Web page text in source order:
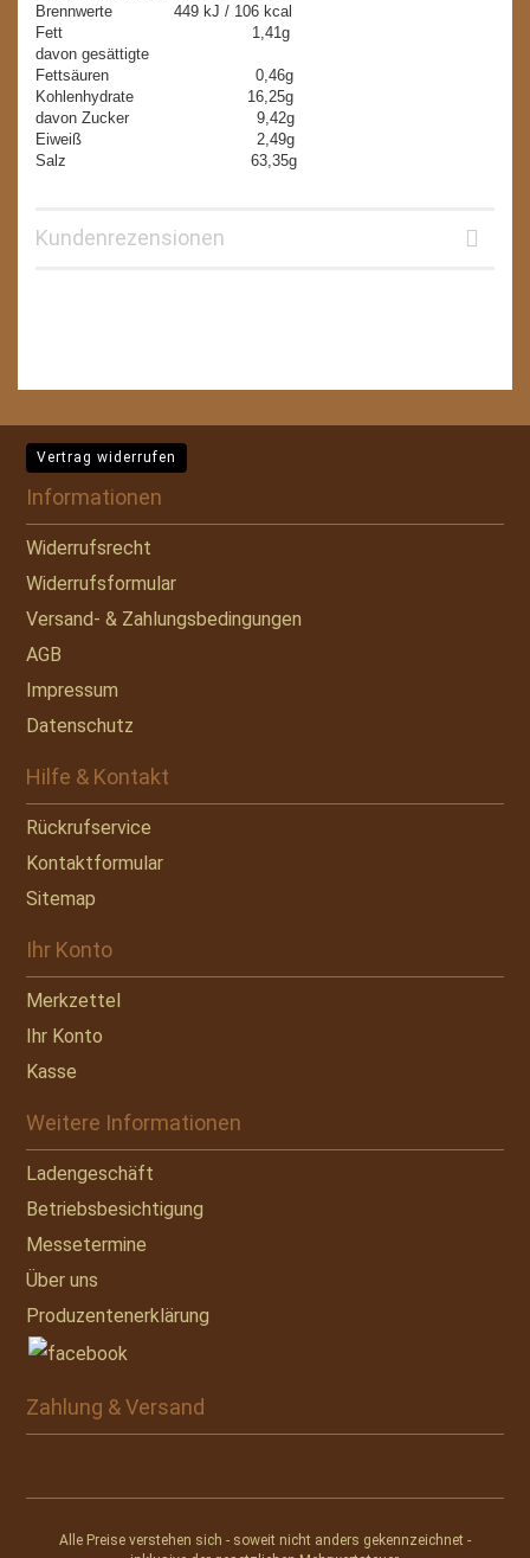
Brennwerte 449 kJ / 106 kcal
Fett 1,41g
davon gesättigte
Fettsäuren 0,46g
Kohlenhydrate 16,25g
davon Zucker 9,42g
Eiweiß 2,49g
Salz 63,35g
Kundenrezensionen
Vertrag widerrufen
Informationen
Widerrufsrecht
Widerrufsformular
Versand- & Zahlungsbedingungen
AGB
Impressum
Datenschutz
Hilfe & Kontakt
Rückrufservice
Kontaktformular
Sitemap
Ihr Konto
Merkzettel
Ihr Konto
Kasse
Weitere Informationen
Ladengeschäft
Betriebsbesichtigung
Messetermine
Über uns
Produzentenerklärung
Zahlung & Versand
Alle Preise verstehen sich - soweit nicht anders gekennzeichnet -